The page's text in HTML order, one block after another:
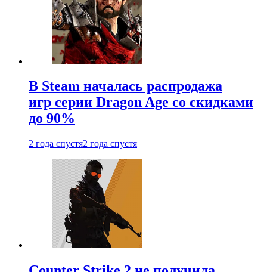
В Steam началась распродажа
игр серии Dragon Age со скидками
до 90%
2 года спустя2 года спустя